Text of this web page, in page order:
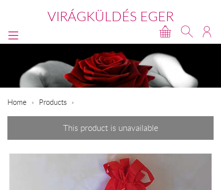
VIRÁGKÜLDÉS EGER
Home Products
This product is unavailable